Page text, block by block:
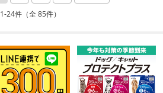
1-24件（全 85件）